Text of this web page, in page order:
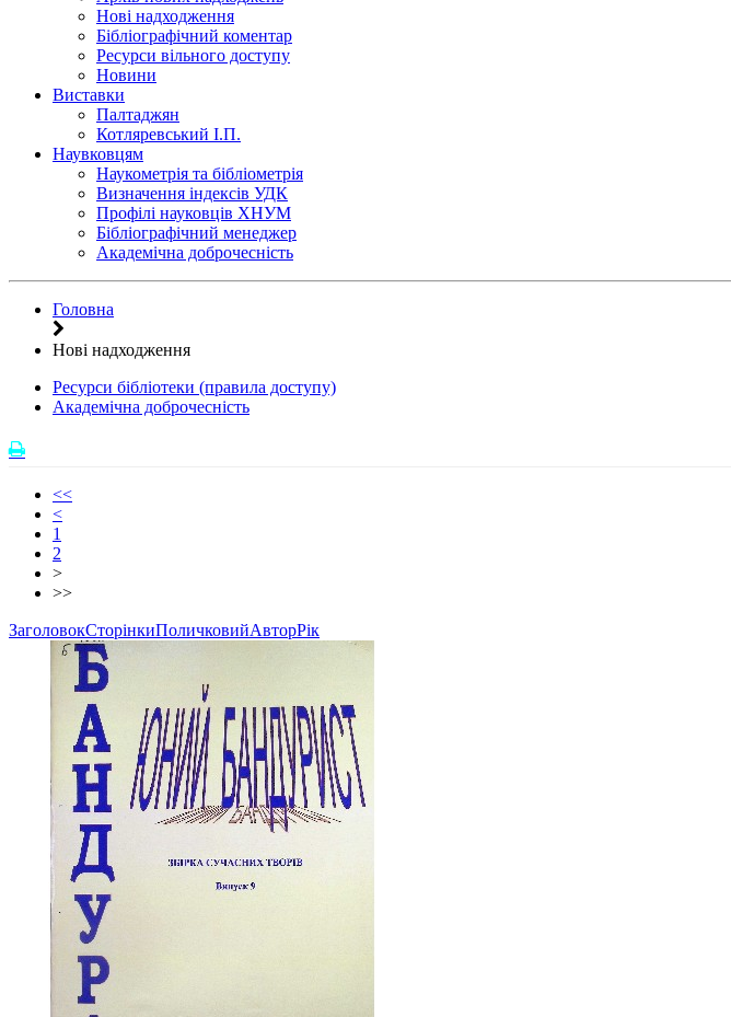
Нові надходження
Бібліографічний коментар
Ресурси вільного доступу
Новини
Виставки
Палтаджян
Котляревський І.П.
Наувковцям
Наукометрія та бібліометрія
Визначення індексів УДК
Профілі науковців ХНУМ
Бібліографічний менеджер
Академічна доброчесність
Головна
Нові надходження
Ресурси бібліотеки (правила доступу)
Академічна доброчесність
<<
<
1
2
>
>>
ЗаголовокСторінкиПоличковийАвторРік